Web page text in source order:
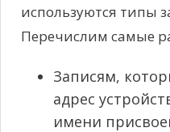
используются типы
Перечислим самые
Записям,
адрес
имени